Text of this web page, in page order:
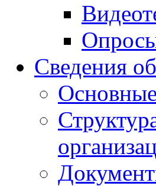
Сведения